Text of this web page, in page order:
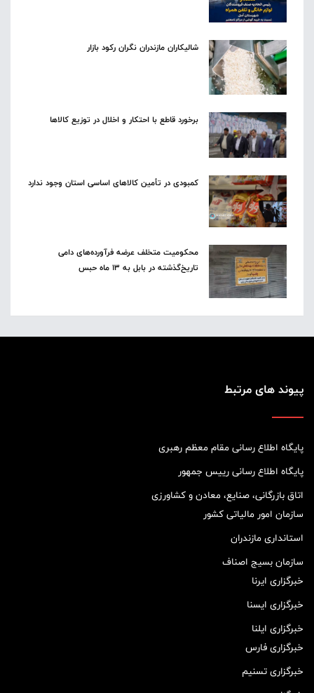
شالیکاران مازندران نگران رکود بازار
برخورد قاطع با احتکار و اخلال در توزیع کالاها
کمبودی در تأمین کالاهای اساسی استان وجود ندارد
محکومیت متخلف عرضه فرآورده‌های دامی
تاریخ‌گذشته در بابل به ۱۳ ماه حبس
پیوند های مرتبط
پایگاه اطلاع رسانی مقام معظم رهبری
پایگاه اطلاع رسانی رییس جمهور
اتاق بازرگانی، صنایع، معادن و کشاورزی
سازمان امور مالیاتی کشور
استانداری مازندران
سازمان بسیج اصناف
خبرگزاری ایرنا
خبرگزاری ایسنا
خبرگزاری ایلنا
خبرگزاری فارس
خبرگزاری تسنیم